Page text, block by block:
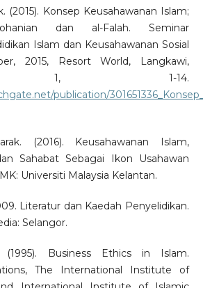
(2015). Konsep Keusahawanan Islam;
dan al-Falah. Seminar
Islam dan Keusahawanan Sosial
2015, Resort World, Langkawi,
1, 1-14.
publication/
(2016). Keusahawanan Islam,
Sahabat Sebagai Ikon Usahawan
Universiti Malaysia Kelantan.
Literatur dan Kaedah Penyelidikan.
Selangor.
(1995). Business Ethics in Islam.
The International Institute of